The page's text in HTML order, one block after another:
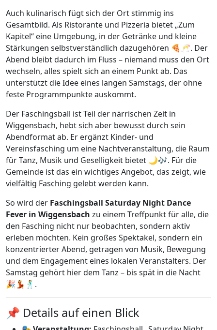
Auch kulinarisch fügt sich der Ort stimmig ins
Gesamtbild. Als Ristorante und Pizzeria bietet „Zum
Kapitel“ eine Umgebung, in der Getränke und kleine
Stärkungen selbstverständlich dazugehören 🍕🥂. Der
Abend bleibt dadurch im Fluss – niemand muss den Ort
wechseln, alles spielt sich an einem Punkt ab. Das
unterstützt die Idee eines langen Samstags, der ohne
feste Programmpunkte auskommt.
Der Faschingsball ist Teil der närrischen Zeit in
Wiggensbach, hebt sich aber bewusst durch sein
Abendformat ab. Er ergänzt Kinder- und
Vereinsfasching um eine Nachtveranstaltung, die Raum
für Tanz, Musik und Geselligkeit bietet 🌙🎶. Für die
Gemeinde ist das ein wichtiges Angebot, das zeigt, wie
vielfältig Fasching gelebt werden kann.
So wird der Faschingsball Saturday Night Dance
Fever in Wiggensbach zu einem Treffpunkt für alle, die
den Fasching nicht nur beobachten, sondern aktiv
erleben möchten. Kein großes Spektakel, sondern ein
konzentrierter Abend, getragen von Musik, Bewegung
und dem Engagement eines lokalen Veranstalters. Der
Samstag gehört hier dem Tanz – bis spät in die Nacht
🎉💃🕺.
📌 Details auf einen Blick